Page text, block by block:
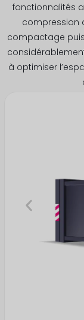
fonctionnalités
compression
compactage
à optimiser